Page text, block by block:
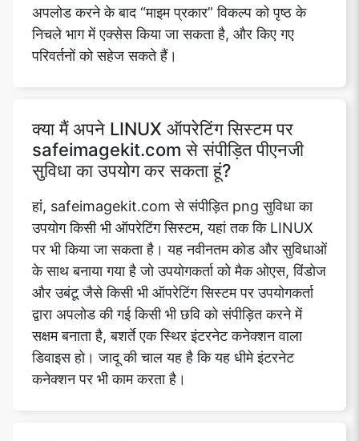
अपलोड करने के बाद “माइम प्रकार” विकल्प को पृष्ठ के
निचले भाग में एक्सेस किया जा सकता है, और किए गए
परिवर्तनों को सहेज सकते हैं।
क्या मैं अपने LINUX ऑपरेटिंग सिस्टम पर
safeimagekit.com से संपीड़ित पीएनजी
सुविधा का उपयोग कर सकता हूं?
हां, safeimagekit.com से संपीड़ित png सुविधा का
उपयोग किसी भी ऑपरेटिंग सिस्टम, यहां तक कि LINUX
पर भी किया जा सकता है। यह नवीनतम कोड और सुविधाओं
के साथ बनाया गया है जो उपयोगकर्ता को मैक ओएस, विंडोज
और उबंटू जैसे किसी भी ऑपरेटिंग सिस्टम पर उपयोगकर्ता
द्वारा अपलोड की गई किसी भी छवि को संपीड़ित करने में
सक्षम बनाता है, बशर्ते एक स्थिर इंटरनेट कनेक्शन वाला
डिवाइस हो। जादू की चाल यह है कि यह धीमे इंटरनेट
कनेक्शन पर भी काम करता है।